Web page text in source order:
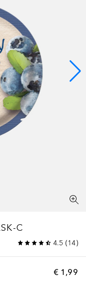
C
4.5 (14)
€ 1,99